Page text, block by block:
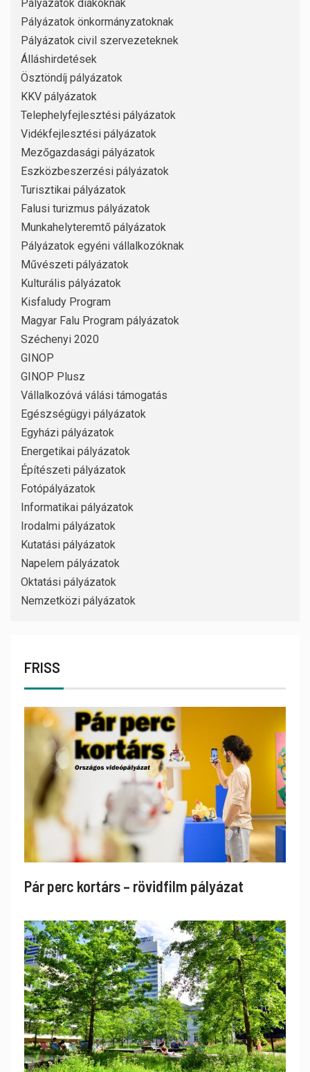
Pályázatok diákoknak
Pályázatok önkormányzatoknak
Pályázatok civil szervezeteknek
Álláshirdetések
Ösztöndíj pályázatok
KKV pályázatok
Telephelyfejlesztési pályázatok
Vidékfejlesztési pályázatok
Mezőgazdasági pályázatok
Eszközbeszerzési pályázatok
Turisztikai pályázatok
Falusi turizmus pályázatok
Munkahelyteremtő pályázatok
Pályázatok egyéni vállalkozóknak
Művészeti pályázatok
Kulturális pályázatok
Kisfaludy Program
Magyar Falu Program pályázatok
Széchenyi 2020
GINOP
GINOP Plusz
Vállalkozóvá válási támogatás
Egészségügyi pályázatok
Egyházi pályázatok
Energetikai pályázatok
Építészeti pályázatok
Fotópályázatok
Informatikai pályázatok
Irodalmi pályázatok
Kutatási pályázatok
Napelem pályázatok
Oktatási pályázatok
Nemzetközi pályázatok
FRISS
Pár perc kortárs – rövidfilm pályázat